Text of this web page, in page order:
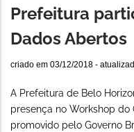
Prefeitura
Dados Abertos
criado em 03/12/2018 -
A Prefeitura de Belo
presença no Workshop do
promovido pelo Governo